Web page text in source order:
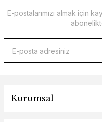
E-postalarımızı almak için
Kurumsal